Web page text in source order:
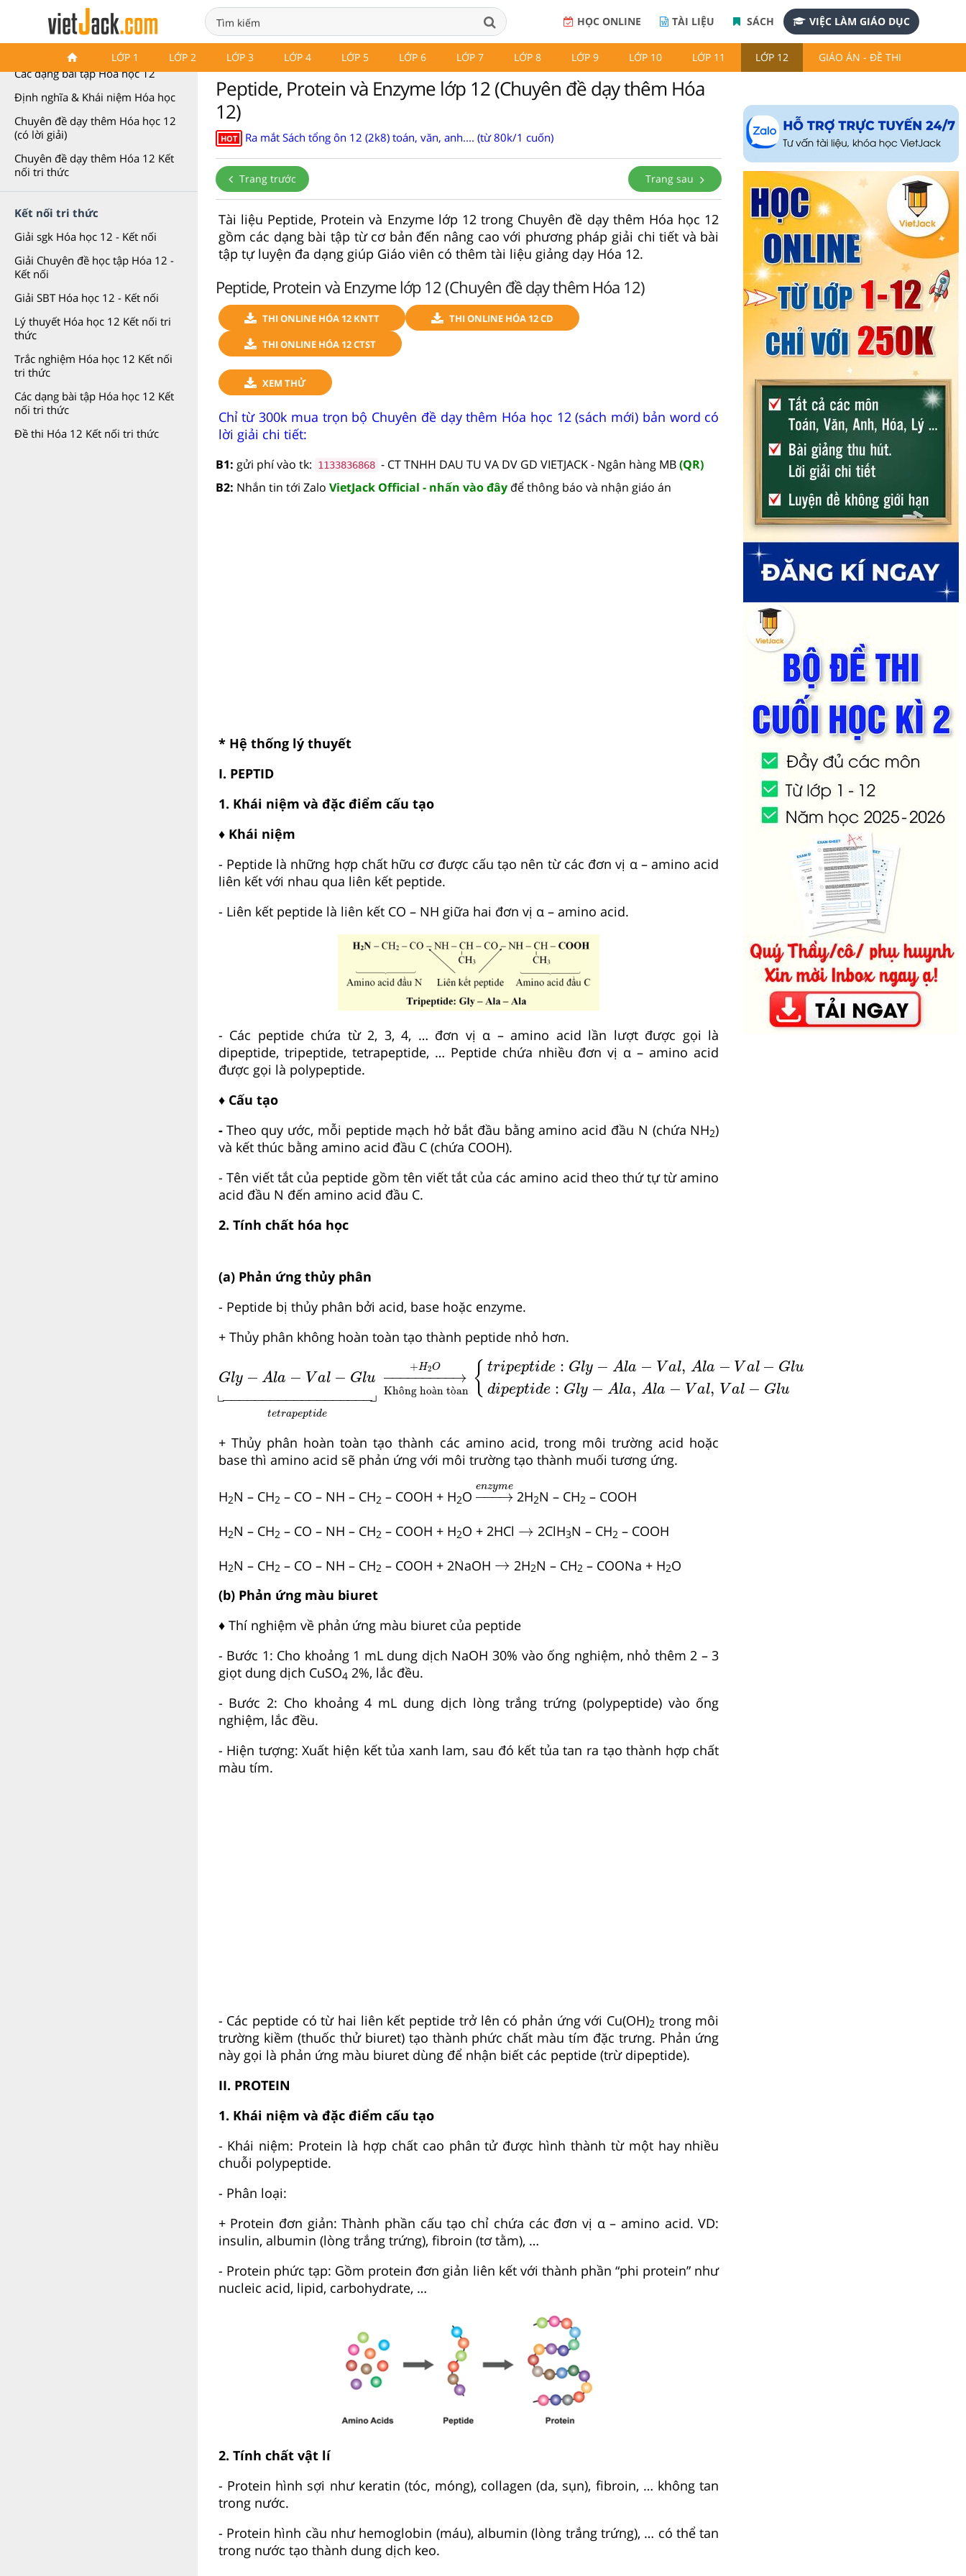
HỌC ONLINE TÀI LIỆU SÁCH VIỆC LÀM GIÁO DỤC
LỚP 1 LỚP 2 LỚP 3 LỚP 4 LỚP 5 LỚP 6 LỚP 7 LỚP 8 LỚP 9 LỚP 10 LỚP 11 LỚP 12 GIÁO ÁN - ĐỀ THI
Chuyên đề Hóa học 12
Các dạng bài tập Hóa học 12
Định nghĩa & Khái niệm Hóa học
Chuyên đề dạy thêm Hóa học 12
(có lời giải)
Chuyên đề dạy thêm Hóa 12 Kết
nối tri thức
Kết nối tri thức
Giải sgk Hóa học 12 - Kết nối
Giải Chuyên đề học tập Hóa 12 -
Kết nối
Giải SBT Hóa học 12 - Kết nối
Lý thuyết Hóa học 12 Kết nối tri
thức
Trắc nghiệm Hóa học 12 Kết nối
tri thức
Các dạng bài tập Hóa học 12 Kết
nối tri thức
Đề thi Hóa 12 Kết nối tri thức
Peptide, Protein và Enzyme lớp 12 (Chuyên đề dạy thêm Hóa
12)
HOT Ra mắt Sách tổng ôn 12 (2k8) toán, văn, anh.... (từ 80k/1 cuốn)
Trang trước Trang sau
Tài liệu Peptide, Protein và Enzyme lớp 12 trong Chuyên đề dạy thêm Hóa học 12
gồm các dạng bài tập từ cơ bản đến nâng cao với phương pháp giải chi tiết và bài
tập tự luyện đa dạng giúp Giáo viên có thêm tài liệu giảng dạy Hóa 12.
Peptide, Protein và Enzyme lớp 12 (Chuyên đề dạy thêm Hóa 12)
THI ONLINE HÓA 12 KNTT
THI ONLINE HÓA 12 CD
THI ONLINE HÓA 12 CTST
XEM THỬ
Chỉ từ 300k mua trọn bộ Chuyên đề dạy thêm Hóa học 12 (sách mới) bản word có
lời giải chi tiết:
B1: gửi phí vào tk: 1133836868 - CT TNHH DAU TU VA DV GD VIETJACK - Ngân hàng MB(QR)
B2: Nhắn tin tới Zalo VietJack Official - nhấn vào đây để thông báo và nhận giáo án
* Hệ thống lý thuyết
I. PEPTID
1. Khái niệm và đặc điểm cấu tạo
♦ Khái niệm
- Peptide là những hợp chất hữu cơ được cấu tạo nên từ các đơn vị α – amino acid
liên kết với nhau qua liên kết peptide.
- Liên kết peptide là liên kết CO – NH giữa hai đơn vị α – amino acid.
- Các peptide chứa từ 2, 3, 4, … đơn vị α – amino acid lần lượt được gọi là
dipeptide, tripeptide, tetrapeptide, … Peptide chứa nhiều đơn vị α – amino acid
được gọi là polypeptide.
♦ Cấu tạo
-Theo quy ước, mỗi peptide mạch hở bắt đầu bằng amino acid đầu N (chứa NH2)
và kết thúc bằng amino acid đầu C (chứa COOH).
- Tên viết tắt của peptide gồm tên viết tắt của các amino acid theo thứ tự từ amino
acid đầu N đến amino acid đầu C.
2. Tính chất hóa học
(a) Phản ứng thủy phân
- Peptide bị thủy phân bởi acid, base hoặc enzyme.
+ Thủy phân không hoàn toàn tạo thành peptide nhỏ hơn.
Gly − Ala − Val − Glu
└−−−−−−−−−−−−−−−−−−−┘
tetrapeptide
+H2O
−−−−−−−−−→
Không hoàn tòan { tripeptide : Gly − Ala − V al, Ala − V al − Glu
dipeptide : Gly − Ala, Ala − Val, Val − Glu
t id e Không hoàn tòan 2O ep ti e: −A a Val,
+ Thủy phân hoàn toàn tạo thành các amino acid, trong môi trường acid hoặc
base thì amino acid sẽ phản ứng với môi trường tạo thành muối tương ứng.
H2N – CH2 – CO – NH – CH2 – COOH + H2O
enzyme
−−−→
→enz
2H2N – CH2 – COOH
H2N – CH2 – CO – NH – CH2 – COOH + H2O + 2HCl → 2ClH3N – CH2 – COOH
H2N – CH2 – CO – NH – CH2 – COOH + 2NaOH → 2H2N – CH2 – COONa + H2O
(b) Phản ứng màu biuret
♦ Thí nghiệm về phản ứng màu biuret của peptide
- Bước 1: Cho khoảng 1 mL dung dịch NaOH 30% vào ống nghiệm, nhỏ thêm 2 – 3
giọt dung dịch CuSO42%, lắc đều.
- Bước 2: Cho khoảng 4 mL dung dịch lòng trắng trứng (polypeptide) vào ống
nghiệm, lắc đều.
- Hiện tượng: Xuất hiện kết tủa xanh lam, sau đó kết tủa tan ra tạo thành hợp chất
màu tím.
- Các peptide có từ hai liên kết peptide trở lên có phản ứng với Cu(OH)2 trong môi
trường kiềm (thuốc thử biuret) tạo thành phức chất màu tím đặc trưng. Phản ứng
này gọi là phản ứng màu biuret dùng để nhận biết các peptide (trừ dipeptide).
II. PROTEIN
1. Khái niệm và đặc điểm cấu tạo
- Khái niệm: Protein là hợp chất cao phân tử được hình thành từ một hay nhiều
chuỗi polypeptide.
- Phân loại:
+ Protein đơn giản: Thành phần cấu tạo chỉ chứa các đơn vị α – amino acid. VD:
insulin, albumin (lòng trắng trứng), fibroin (tơ tằm), …
- Protein phức tạp: Gồm protein đơn giản liên kết với thành phần “phi protein” như
nucleic acid, lipid, carbohydrate, …
2. Tính chất vật lí
- Protein hình sợi như keratin (tóc, móng), collagen (da, sụn), fibroin, … không tan
trong nước.
- Protein hình cầu như hemoglobin (máu), albumin (lòng trắng trứng), … có thể tan
trong nước tạo thành dung dịch keo.